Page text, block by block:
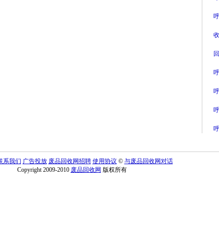
系我们 广告投放 废品回收网招聘 使用协议 © 与废品回收网对话
Copyright 2009-2010 废品回收网 版权所有